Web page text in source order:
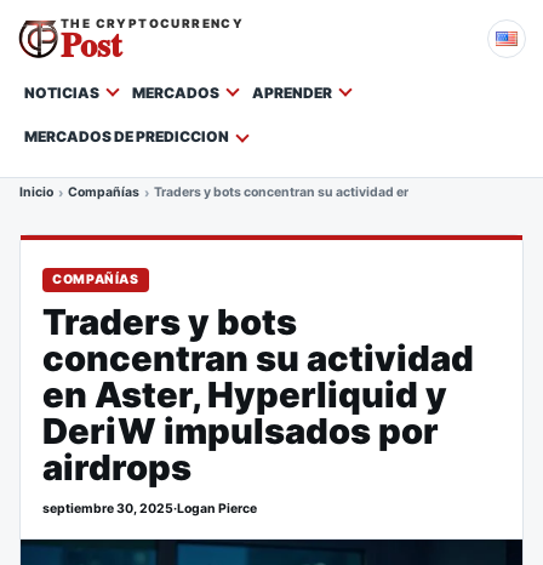
THE CRYPTOCURRENCY
Post
NOTICIAS MERCADOS APRENDER
MERCADOS DE PREDICCION
Inicio Compañías Traders y bots concentran su actividad en Aster, Hyperliquid
COMPAÑÍAS
Traders y bots
concentran su actividad
en Aster, Hyperliquid y
DeriW impulsados por
airdrops
septiembre 30, 2025·Logan Pierce